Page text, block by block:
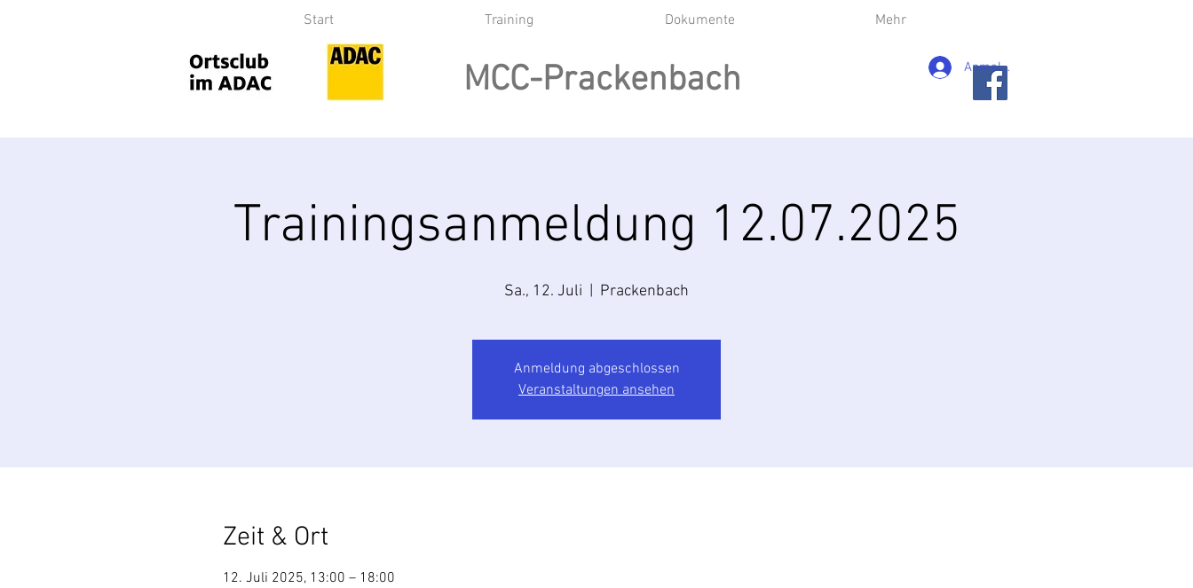
Start Training Dokumente Mehr
MCC-Prackenbach Anmelden
Trainingsanmeldung 12.07.2025
Sa., 12. Juli Prackenbach
Anmeldung abgeschlossen
Veranstaltungen ansehen
Zeit & Ort
12. Juli 2025, 13:00 – 18:00